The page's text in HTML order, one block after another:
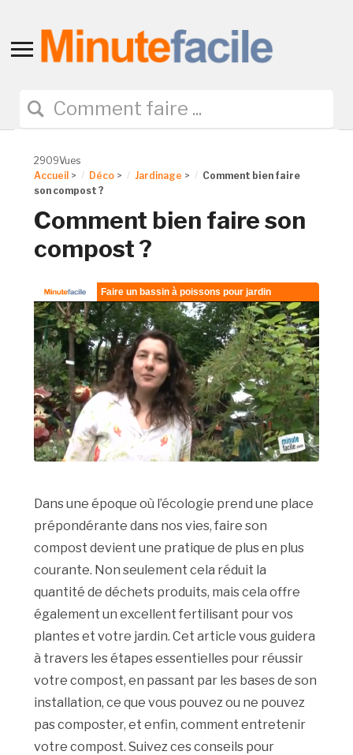
Toggle
navigation
2909Vues
Accueil > Déco > Jardinage >
Comment bien faire
son compost ?
Comment bien faire son
compost ?
Dans une époque où l’écologie prend une place
prépondérante dans nos vies, faire son
compost devient une pratique de plus en plus
courante. Non seulement cela réduit la
quantité de déchets produits, mais cela offre
également un excellent fertilisant pour vos
plantes et votre jardin. Cet article vous guidera
à travers les étapes essentielles pour réussir
votre compost, en passant par les bases de son
installation, ce que vous pouvez ou ne pouvez
pas composter, et enfin, comment entretenir
votre compost. Suivez ces conseils pour